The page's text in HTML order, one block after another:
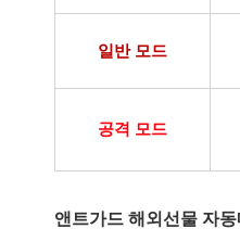
일반 모드
공격 모드
앤트가드 해외선물 자